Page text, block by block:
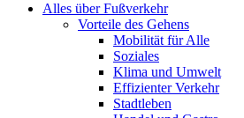
Alles über Fußverkehr
Vorteile des Gehens
Mobilität für Alle
Soziales
Klima und Umwelt
Effizienter Verkehr
Stadtleben